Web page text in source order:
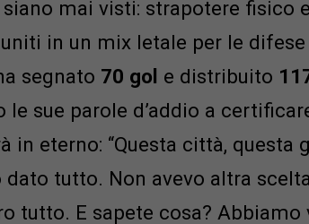
siano mai visti: strapotere fisico
in un mix letale per le
segnato 70 gol e distribuito
le sue parole d’addio a
in eterno: “Questa città, questa
dato tutto. Non avevo altra
tutto. E sapete cosa?